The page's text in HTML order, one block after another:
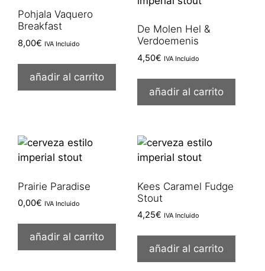
Pohjala Vaquero
Breakfast
8,00€ IVA Incluido
añadir al carrito
De Molen Hel &
Verdoemenis
4,50€ IVA Incluido
añadir al carrito
Prairie Paradise
0,00€ IVA Incluido
añadir al carrito
Kees Caramel Fudge
Stout
4,25€ IVA Incluido
añadir al carrito